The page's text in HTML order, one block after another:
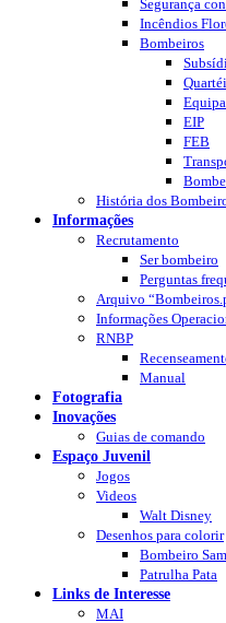
Segurança
Incêndios
Bombeiros
EIP
FEB
História dos
Informações
Recrutamento
Ser bombeiro
Perguntas
Arquivo
Informações
RNBP
Manual
Fotografia
Inovações
Guias de comando
Espaço Juvenil
Jogos
Videos
Walt Disney
Desenhos para colorir
Bombeiro Sam
Patrulha Pata
Links de Interesse
MAI